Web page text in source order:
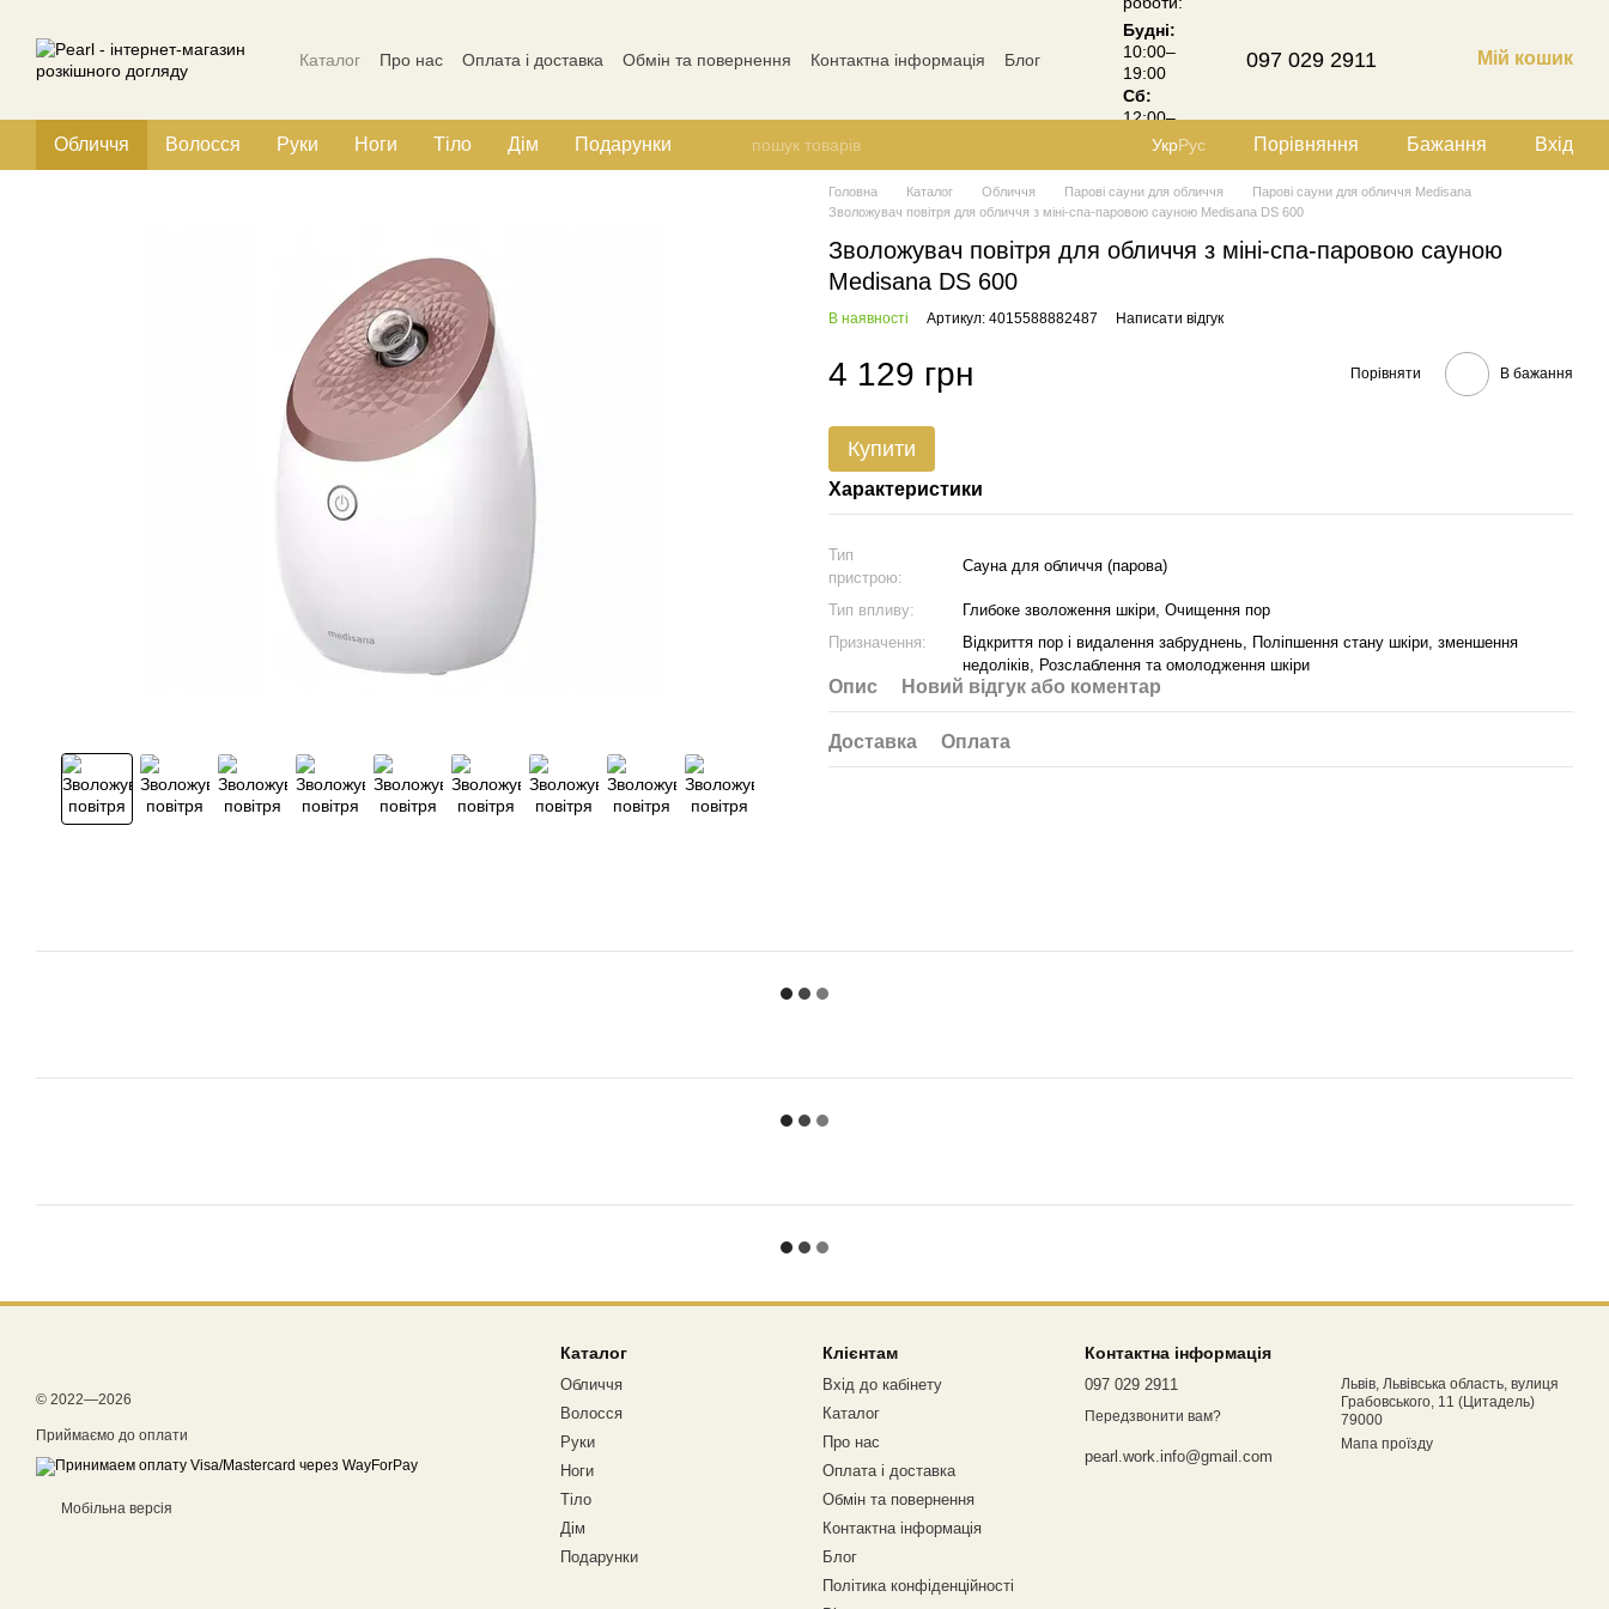
Каталог Про нас Оплата і доставка Обмін та повернення Контактна інформація
Блог
Будні:
10:00–
19:00
Сб:
12:00–
18:00
097 029 2911 Мій кошик
Обличчя Волосся Руки Ноги Тіло Дім Подарунки УкрРус Порівняння Бажання Вхід
Головна Каталог Обличчя Парові сауни для обличчя
Парові сауни для обличчя Medisana
Зволожувач повітря для обличчя з міні-спа-паровою сауною Medisana DS 600
Зволожувач повітря для обличчя з міні-спа-паровою сауною
Medisana DS 600
В наявності Артикул: 4015588882487 Написати відгук
4 129 грн Порівняти В бажання
Купити
Характеристики
Тип
пристрою:
Сауна для обличчя (парова)
Тип впливу:
Глибоке зволоження шкіри, Очищення пор
Призначення:
Відкриття пор і видалення забруднень, Поліпшення стану шкіри, зменшення
недоліків, Розслаблення та омолодження шкіри
Опис Новий відгук або коментар
Доставка Оплата
© 2022—2026
Приймаємо до оплати
Мобільна версія
Каталог
Обличчя
Волосся
Руки
Ноги
Тіло
Дім
Подарунки
Клієнтам
Вхід до кабінету
Каталог
Про нас
Оплата і доставка
Обмін та повернення
Контактна інформація
Блог
Політика конфіденційності
Контактна інформація
097 029 2911
Передзвонити вам?
pearl.work.info@gmail.com
Львів, Львівська область, вулиця
Грабовського, 11 (Цитадель)
79000
Мапа проїзду